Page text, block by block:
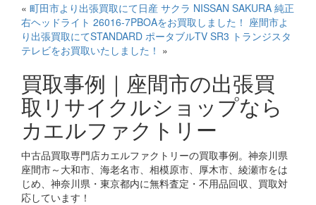
« 町田市より出張買取にて日産 サクラ NISSAN SAKURA 純正
右ヘッドライト 26016-7PBOAをお買取しました！ 座間市よ
り出張買取にてSTANDARD ポータブルTV SR3 トランジスタ
テレビをお買取いたしました！ »
買取事例｜座間市の出張買
取リサイクルショップなら
カエルファクトリー
中古品買取専門店カエルファクトリーの買取事例。神奈川県
座間市～大和市、海老名市、相模原市、厚木市、綾瀬市をは
じめ、神奈川県・東京都内に無料査定・不用品回収、買取対
応しています！